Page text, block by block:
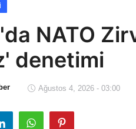
NATO
denetimi
Ağustos 4, 2026 - 03:00